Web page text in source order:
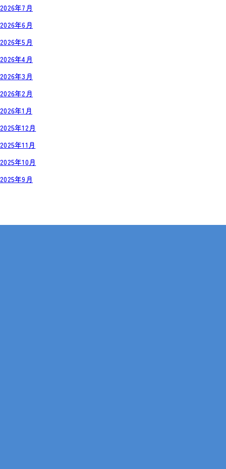
2026年7月
2026年6月
2026年5月
2026年4月
2026年3月
2026年2月
2026年1月
2025年12月
2025年11月
2025年10月
2025年9月